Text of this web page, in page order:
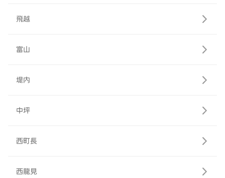
飛越
富山
堤内
中坪
西町長
西龍見